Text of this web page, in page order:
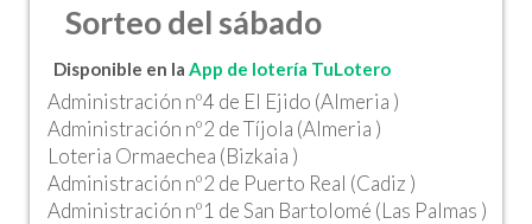
Sorteo del sábado
Disponible en la App de lotería TuLotero
Administración nº4 de El Ejido (Almeria )
Administración nº2 de Tíjola (Almeria )
Loteria Ormaechea (Bizkaia )
Administración nº2 de Puerto Real (Cadiz )
Administración nº1 de San Bartolomé (Las Palmas )